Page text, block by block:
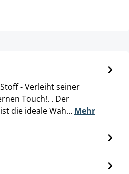
- Verleiht seiner
Touch!. . Der
die ideale Wah… Mehr